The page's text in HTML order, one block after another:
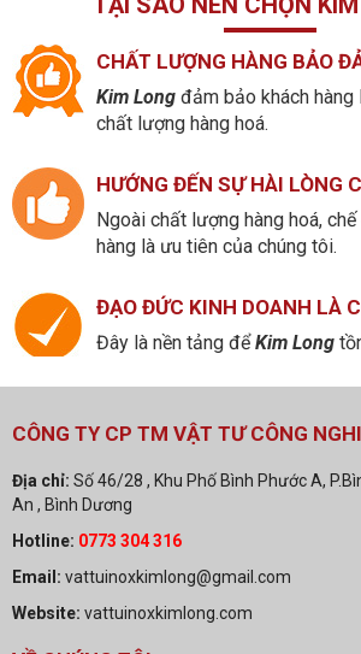
CHẤT LƯỢNG HÀNG BẢO
Kim Long đảm bảo khách hàng
chất lượng hàng hoá.
HƯỚNG ĐẾN SỰ HÀI LÒNG
Ngoài chất lượng hàng hoá,
hàng là ưu tiên của chúng tôi.
ĐẠO ĐỨC KINH DOANH LÀ
Đây là nền tảng đểKim Long
CÔNG TY CP TM VẬT TƯ CÔNG
Địa chỉ: Số 46/28 , Khu Phố Bình Phước A,
An , Bình Dương
Hotline: 0773 304 316
Email: vattuinoxkimlong@gmail.com
Website: vattuinoxkimlong.com